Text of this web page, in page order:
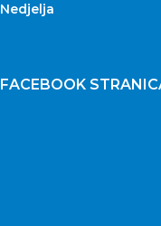
Nedjelja
FACEBOOK